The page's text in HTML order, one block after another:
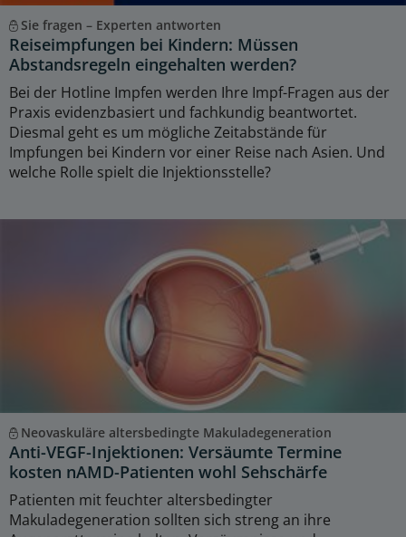
Sie fragen – Experten antworten
Reiseimpfungen bei Kindern: Müssen
Abstandsregeln eingehalten werden?
Bei der Hotline Impfen werden Ihre Impf-Fragen aus der
Praxis evidenzbasiert und fachkundig beantwortet.
Diesmal geht es um mögliche Zeitabstände für
Impfungen bei Kindern vor einer Reise nach Asien. Und
welche Rolle spielt die Injektionsstelle?
Neovaskuläre altersbedingte Makuladegeneration
Anti-VEGF-Injektionen: Versäumte Termine
kosten nAMD-Patienten wohl Sehschärfe
Patienten mit feuchter altersbedingter
Makuladegeneration sollten sich streng an ihre